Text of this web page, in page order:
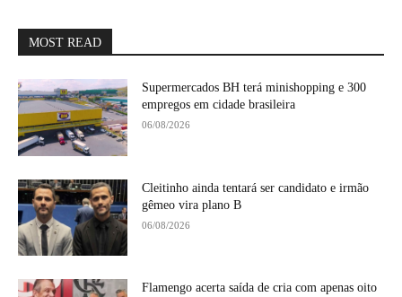
MOST READ
Supermercados BH terá minishopping e 300
empregos em cidade brasileira
06/08/2026
Cleitinho ainda tentará ser candidato e irmão
gêmeo vira plano B
06/08/2026
Flamengo acerta saída de cria com apenas oito